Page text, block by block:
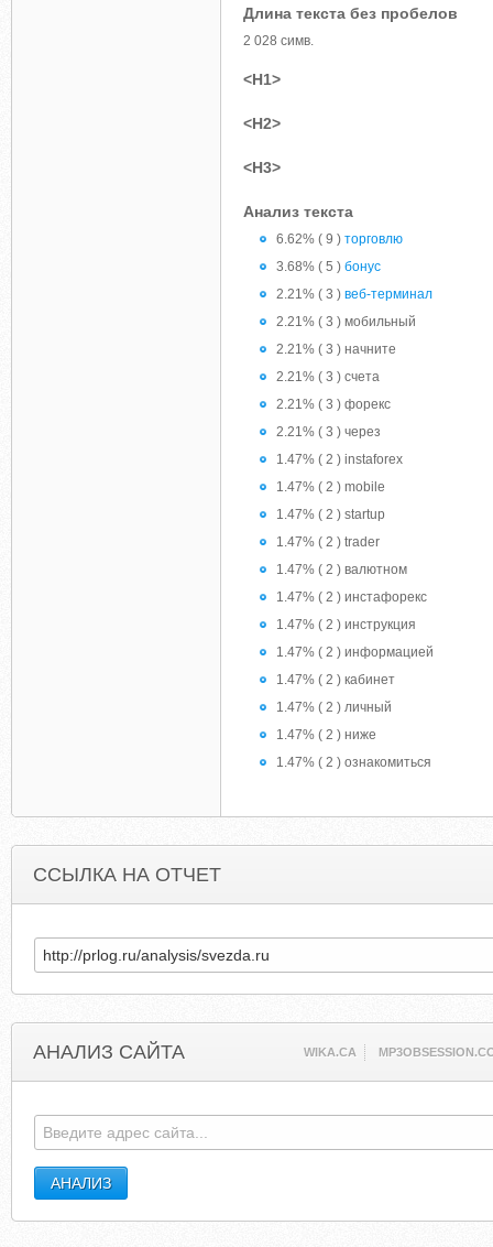
Длина текста без пробелов
2 028 симв.
<H1>
<H2>
<H3>
Анализ текста
6.62% ( 9 ) торговлю
3.68% ( 5 ) бонус
2.21% ( 3 ) веб-терминал
2.21% ( 3 ) мобильный
2.21% ( 3 ) начните
2.21% ( 3 ) счета
2.21% ( 3 ) форекс
2.21% ( 3 ) через
1.47% ( 2 ) instaforex
1.47% ( 2 ) mobile
1.47% ( 2 ) startup
1.47% ( 2 ) trader
1.47% ( 2 ) валютном
1.47% ( 2 ) инстафорекс
1.47% ( 2 ) инструкция
1.47% ( 2 ) информацией
1.47% ( 2 ) кабинет
1.47% ( 2 ) личный
1.47% ( 2 ) ниже
1.47% ( 2 ) ознакомиться
ССЫЛКА НА ОТЧЕТ
АНАЛИЗ САЙТА WIKA.CA